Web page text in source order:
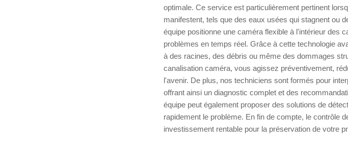
optimale. Ce service est particulièrement pertinent
manifestent, tels que des eaux usées qui stagnent ou
équipe positionne une caméra flexible à l'intérieur des
problèmes en temps réel. Grâce à cette technologie
à des racines, des débris ou même des dommages
canalisation caméra, vous agissez préventivement,
l'avenir. De plus, nos techniciens sont formés pour
offrant ainsi un diagnostic complet et des
équipe peut également proposer des solutions de
rapidement le problème. En fin de compte, le contrôle
investissement rentable pour la préservation de votre